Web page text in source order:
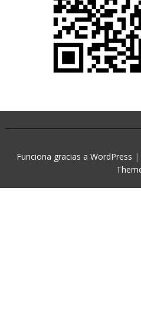
Funciona gracias a WordPress |